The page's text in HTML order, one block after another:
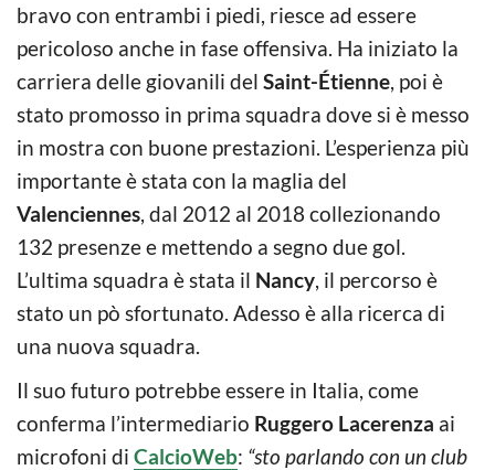
bravo con entrambi i piedi, riesce ad essere
pericoloso anche in fase offensiva. Ha iniziato la
carriera delle giovanili del Saint-Étienne, poi è
stato promosso in prima squadra dove si è messo
in mostra con buone prestazioni. L’esperienza più
importante è stata con la maglia del
Valenciennes, dal 2012 al 2018 collezionando
132 presenze e mettendo a segno due gol.
L’ultima squadra è stata il Nancy, il percorso è
stato un pò sfortunato. Adesso è alla ricerca di
una nuova squadra.
Il suo futuro potrebbe essere in Italia, come
conferma l’intermediario Ruggero Lacerenza ai
microfoni di CalcioWeb: “sto parlando con un club